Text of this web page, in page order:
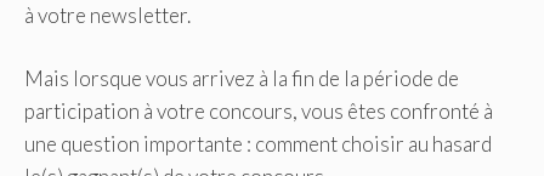
à votre newsletter.
Mais lorsque vous arrivez à la fin de la période de
participation à votre concours, vous êtes confronté à
une question importante : comment choisir au hasard